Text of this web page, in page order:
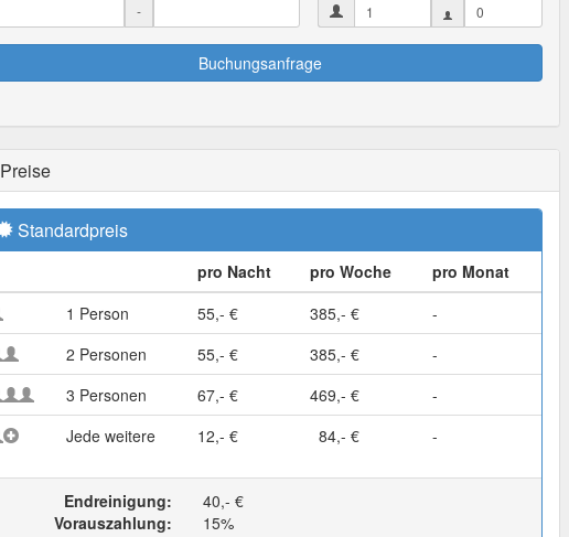
-
Buchungsanfrage
Preise
Standardpreis
pro Nacht pro Woche
pro Monat
1 Person
55,- € 385,- €
-
2 Personen
55,- € 385,- €
-
3 Personen
67,- € 469,- €
-
Jede weitere
12,- € 84,- € -
Endreinigung:
40,- €
Vorauszahlung:
15%